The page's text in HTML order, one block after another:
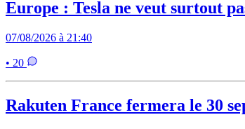
Europe : Tesla ne veut surtout
07/08/2026 à 21:40
• 20
Rakuten France fermera le 30